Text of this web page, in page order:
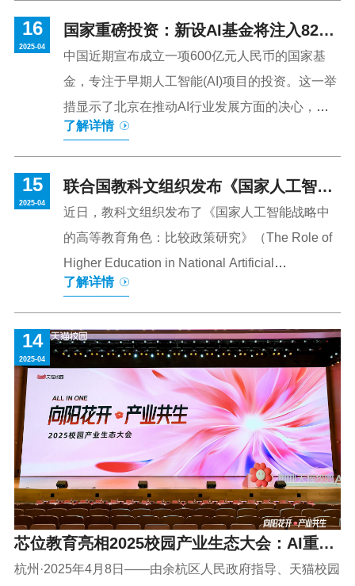
机利用太阳能进行充电，而到了夜间或阴天，则由氢能来
维持其动力需求。这种独特的能源搭配，使得无人机能够
全天候工作，从而大大拓宽了其应用范围。同时，其还开
发青欧、昱翔等多个系列10余款氢动力无人机，创造9小时
1000公里超长续航飞行纪录，实现航空用燃料电池、动力
系统核心产品自主化。以青鸥30B无人机为例，打破了国
内氢动力无人机长续航纪录，续航水平与美国洛克希德·
马...
16
2025-04
国家重磅投资：新设AI基金将注入82亿
美元助力早期项目
中国近期宣布成立一项600亿元人民币的国家基
金，专注于早期人工智能(AI)项目的投资。这一举
措显示了北京在推动AI行业发展方面的决心，并
旨在通过国家主导的投资进一步提升中国在全球
科技竞争中的地位。根据中国工业和信息化部的
官员张建华在深圳举行的会议上透露，这一“人工
智能产业投资基金”于今年1月成立，得到了工业
和财政部门的共同指导。基金的设立不仅是对AI
领域的关注，还反映了国家对技术创新的重视，
特别是在全球技术竞争加剧和美国对中国高科技
出口限制的背景下。这个AI基金将通过股权投资
的方式支持国家的战略发展，资金来源于中国集
成电路产业投资基金的第三阶段项目。后者，也
被称为“大基金”，旨在推动半导体产业的自给自
足，其...
了解详情
15
2025-04
联合国教科文组织发布《国家人工智能
战略中的高等教育角色》报告
近日，教科文组织发布了《国家人工智能战略中
的高等教育角色：比较政策研究》（The Role of
Higher Education in National Artificial
Intelligence Strategies: A Comparative Policy
Review）文件，考察了不同国家和地区的高等教
育如何通过培养专业人才和开展研究来指导政府
决策，从而在人工智能政策中发挥关键作用。人
工智能（Artificial Intelligence，以下简称AI）被
广泛定义为模仿包括感知、学习、推理、解决问
题、语言交互和创造力等人类智能的机器。由于
AI已愈加融入社会功能，且因为其在增强经济竞
争力、改变社会和政府结构方面的潜力，使得关
于AI霸权的全球竞争也备受关注。因此，AI政策
也变得越来越重要。具体而言，AI政策涉及研
究、...
了解详情
14
2025-04
芯位教育亮相2025校园产业生态大会：AI重构
校园服务，三链协同智创教育未来
杭州·2025年4月8日——由余杭区人民政府指导、天猫校园